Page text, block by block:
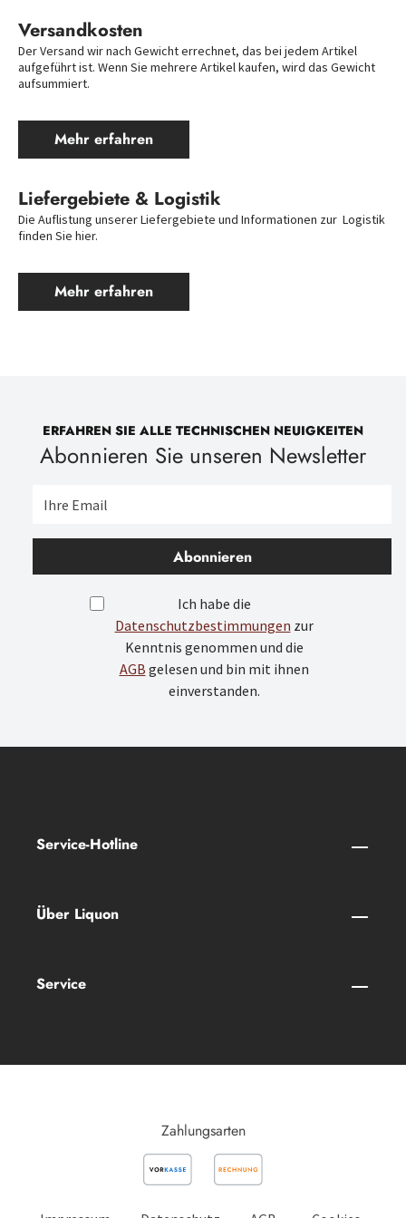
Versandkosten
Der Versand wir nach Gewicht errechnet, das bei jedem Artikel
aufgeführt ist. Wenn Sie mehrere Artikel kaufen, wird das Gewicht
aufsummiert.
Mehr erfahren
Liefergebiete & Logistik
Die Auflistung unserer Liefergebiete und Informationen zur  Logistik
finden Sie hier.
Mehr erfahren
ERFAHREN SIE ALLE TECHNISCHEN NEUIGKEITEN
Abonnieren Sie unseren Newsletter
Abonnieren
Ich habe die
Datenschutzbestimmungen zur
Kenntnis genommen und die
AGB gelesen und bin mit ihnen
einverstanden.
Service-Hotline
Über Liquon
Service
Zahlungsarten